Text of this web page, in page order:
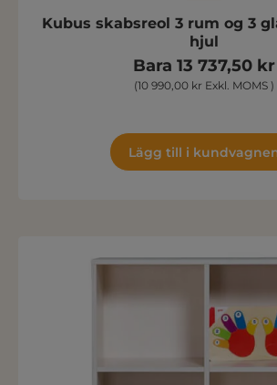
Kubus skabsreol 3 rum og 3
hjul
Bara 13 737,50 kr
(10 990,00 kr Exkl. MOMS )
Lägg till i